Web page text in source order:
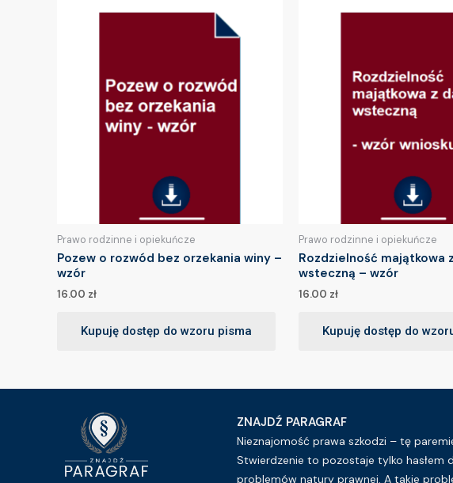
Prawo rodzinne i opiekuńcze
Pozew o rozwód bez orzekania winy –
wzór
16.00 zł
Kupuję dostęp do wzoru pisma
Prawo rodzinne i opiekuńcze
Rozdzielność majątkowa
wsteczną – wzór
16.00 zł
Kupuję dostęp do
ZNAJDŹ PARAGRAF
Nieznajomość prawa szkodzi – tę
Stwierdzenie to pozostaje tylko hasłem
problemów natury prawnej. A takie